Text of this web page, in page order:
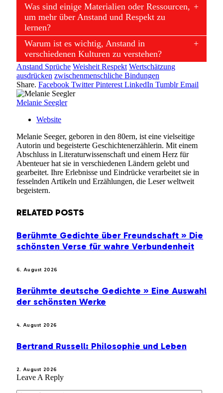
Was sind einige Materialien oder Ressourcen,
um mehr über Anstand und Respekt zu
lernen?
Warum ist es wichtig, Anstand in
verschiedenen Kulturen zu verstehen?
Anstand Sprüche Weisheit Respekt Wertschätzung
ausdrücken zwischenmenschliche Bindungen
Share. Facebook Twitter Pinterest LinkedIn Tumblr Email
Melanie Seegler
Website
Melanie Seeger, geboren in den 80ern, ist eine vielseitige
Autorin und begeisterte Geschichtenerzählerin. Mit einem
Abschluss in Literaturwissenschaft und einem Herz für
Abenteuer hat sie in verschiedenen Ländern gelebt und
gearbeitet. Ihre Erlebnisse und Eindrücke verarbeitet sie in
fesselnden Artikeln und Erzählungen, die Leser weltweit
begeistern.
RELATED POSTS
Berühmte Gedichte über Freundschaft » Die
schönsten Verse für wahre Verbundenheit
6. August 2026
Berühmte deutsche Gedichte » Eine Auswahl
der schönsten Werke
4. August 2026
Bertrand Russell: Philosophie und Leben
2. August 2026
Leave A Reply